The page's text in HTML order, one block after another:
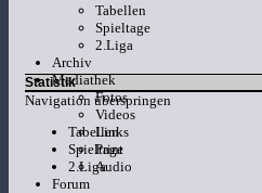
Tabellen
Spieltage
2.Liga
Archiv
Mediathek
Fotos
Videos
Links
Print
Audio
Forum
Statistik
Navigation überspringen
Tabellen
Spieltage
2.Liga